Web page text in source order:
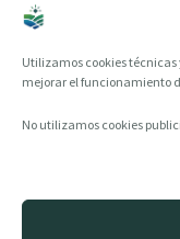
Utilizamos cookies
mejorar el funcionamiento
No utilizamos cookies